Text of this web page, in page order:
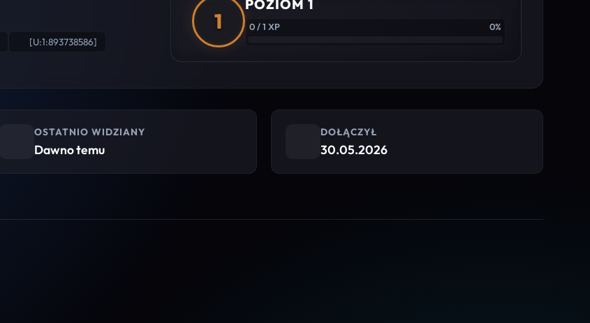
[U:1:893738586]
1
POZIOM 1
0 / 1 XP 0%
OSTATNIO WIDZIANY
Dawno temu
DOŁĄCZYŁ
30.05.2026